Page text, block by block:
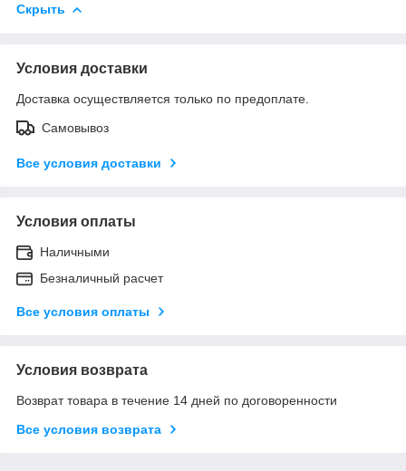
Скрыть
Условия доставки
Доставка осуществляется только по предоплате.
Самовывоз
Все условия доставки
Условия оплаты
Наличными
Безналичный расчет
Все условия оплаты
Условия возврата
Возврат товара в течение 14 дней по договоренности
Все условия возврата